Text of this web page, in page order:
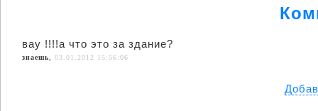
вау !!!!а что это за здание?
знаешь 03.01.2012 15:56:06